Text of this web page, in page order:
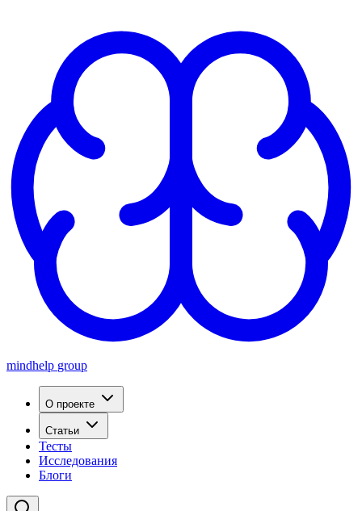
mindhelp group
О проекте
Статьи
Тесты
Исследования
Блоги